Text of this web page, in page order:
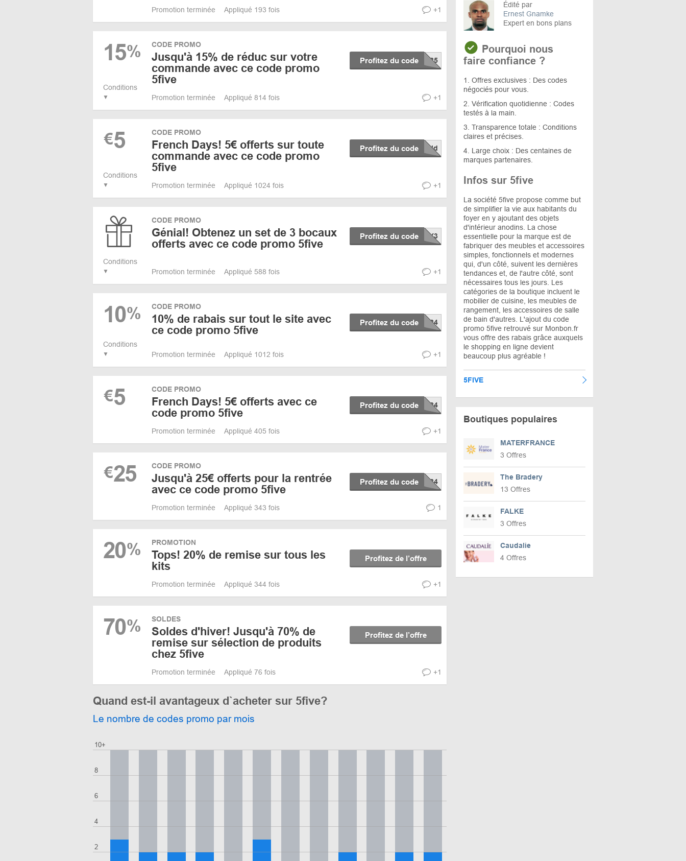
Promotion terminée Appliqué 193 fois +1
15%
Conditions
CODE PROMO
Jusqu'à 15% de réduc sur votre
commande avec ce code promo
5five
Profitez du code
Promotion terminée Appliqué 814 fois +1
€5
Conditions
CODE PROMO
French Days! 5€ offerts sur toute
commande avec ce code promo
5five
Profitez du code
Promotion terminée Appliqué 1024 fois +1
Conditions
CODE PROMO
Génial! Obtenez un set de 3 bocaux
offerts avec ce code promo 5five
Profitez du code
Promotion terminée Appliqué 588 fois +1
10%
Conditions
CODE PROMO
10% de rabais sur tout le site avec
ce code promo 5five
Profitez du code
Promotion terminée Appliqué 1012 fois +1
€5 CODE PROMO
French Days! 5€ offerts avec ce
code promo 5five
Profitez du code
Promotion terminée Appliqué 405 fois +1
€25 CODE PROMO
Jusqu'à 25€ offerts pour la rentrée
avec ce code promo 5five
Profitez du code
Promotion terminée Appliqué 343 fois 1
20% PROMOTION
Tops! 20% de remise sur tous les
kits
Profitez de l’offre
Promotion terminée Appliqué 344 fois +1
70% SOLDES
Soldes d'hiver! Jusqu'à 70% de
remise sur sélection de produits
chez 5five
Profitez de l’offre
Promotion terminée Appliqué 76 fois +1
Quand est-il avantageux d`acheter sur 5five?
Le nombre de codes promo par mois
2
4
6
8
10+
Édité par
Ernest Gnamke
Expert en bons plans
Pourquoi nous
faire confiance ?
1. Offres exclusives : Des codes
négociés pour vous.
2. Vérification quotidienne : Codes
testés à la main.
3. Transparence totale : Conditions
claires et précises.
4. Large choix : Des centaines de
marques partenaires.
Infos sur 5five
La société 5five propose comme but
de simplifier la vie aux habitants du
foyer en y ajoutant des objets
d'intérieur anodins. La chose
essentielle pour la marque est de
fabriquer des meubles et accessoires
simples, fonctionnels et modernes
qui, d'un côté, suivent les dernières
tendances et, de l'autre côté, sont
nécessaires tous les jours. Les
catégories de la boutique incluent le
mobilier de cuisine, les meubles de
rangement, les accessoires de salle
de bain d'autres. L'ajout du code
promo 5five retrouvé sur Monbon.fr
vous offre des rabais grâce auxquels
le shopping en ligne devient
beaucoup plus agréable !
5FIVE
Boutiques populaires
MATERFRANCE
3 Offres
The Bradery
13 Offres
FALKE
3 Offres
Caudalie
4 Offres